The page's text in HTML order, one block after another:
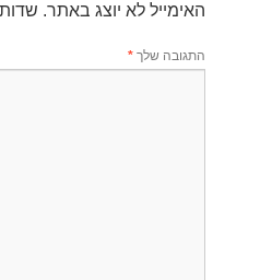
האימייל לא יוצג באתר.
התגובה שלך *